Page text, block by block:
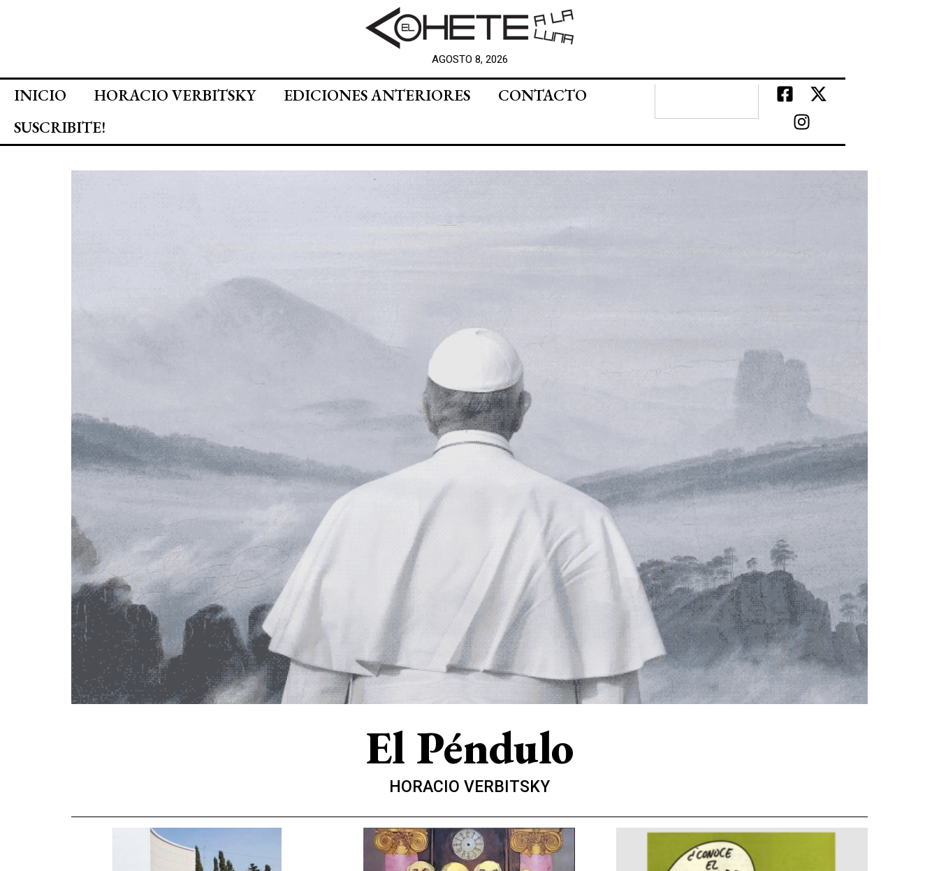
AGOSTO 8, 2026
INICIO HORACIO VERBITSKY EDICIONES ANTERIORES
CONTACTO
SUSCRIBITE!
El Péndulo
HORACIO VERBITSKY